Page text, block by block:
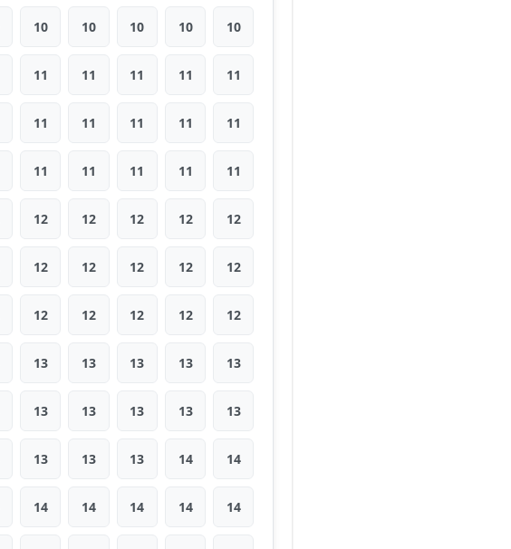
10 10 10 10 10
11 11 11 11 11
11 11 11 11 11
11 11 11 11 11
12 12 12 12 12
12 12 12 12 12
12 12 12 12 12
13 13 13 13 13
13 13 13 13 13
13 13 13 14 14
14 14 14 14 14